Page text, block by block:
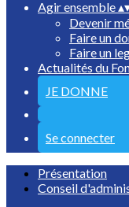
Agir ensemble▴
Devenir
Faire un
Faire un
Actualités du
JE DONNE
Se connecter
Présentation
Conseil